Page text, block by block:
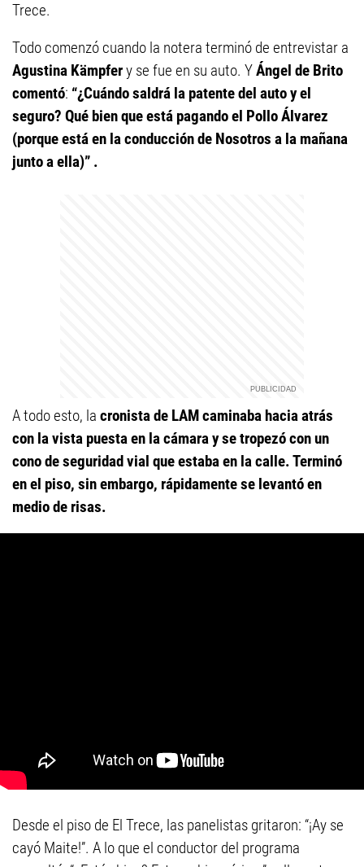
Trece.
Todo comenzó cuando la notera terminó de entrevistar a
Agustina Kämpfery se fue en su auto. YÁngel de Brito
comentó: “¿Cuándo saldrá la patente del auto y el
seguro? Qué bien que está pagando el Pollo Álvarez
(porque está en la conducción de Nosotros a la mañana
junto a ella)” .
A todo esto, la cronista de LAMcaminaba hacia atrás
con la vista puesta en la cámara y se tropezó con un
cono de seguridad vial que estaba en la calle. Terminó
en el piso, sin embargo, rápidamente se levantó en
medio de risas.
Desde el piso de El Trece, las panelistas gritaron: “¡Ay se
cayó Maite!”. A lo que el conductor del programa